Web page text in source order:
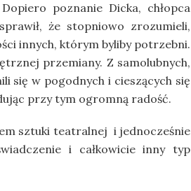
Dopiero poznanie Dicka, chłopca
że stopniowo zrozumieli,
innych, którym byliby potrzebni.
przemiany. Z samolubnych,
się w pogodnych i cieszących się
przy tym ogromną radość.
sztuki teatralnej i jednocześnie
i całkowicie inny typ